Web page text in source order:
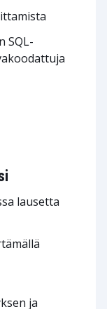
SQL-
lausetta
ja